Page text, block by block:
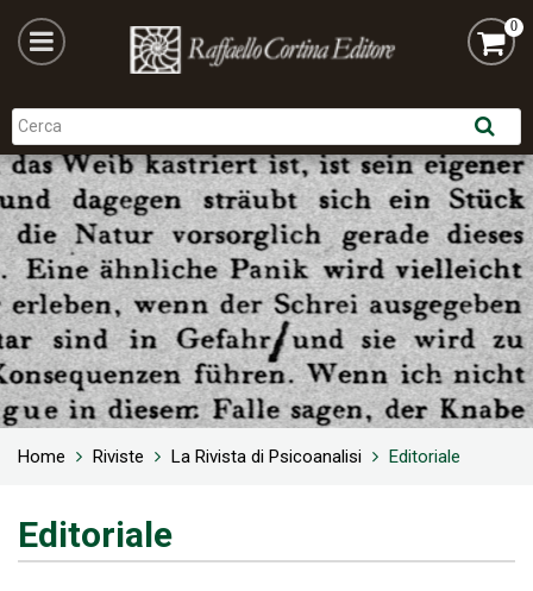
0
Home Riviste La Rivista di Psicoanalisi Editoriale
Editoriale